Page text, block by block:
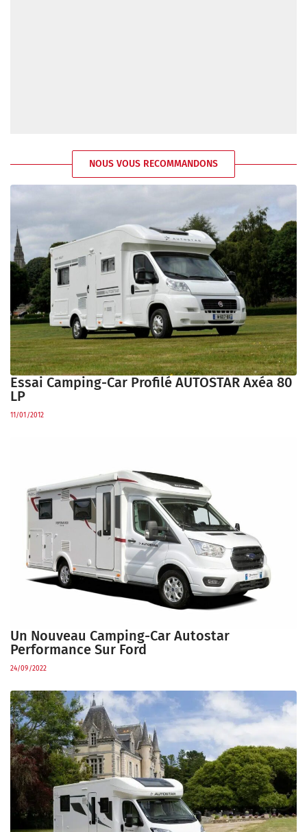
NOUS VOUS RECOMMANDONS
Essai Camping-Car Profilé AUTOSTAR Axéa 80
LP
11/01/2012
Un Nouveau Camping-Car Autostar
Performance Sur Ford
24/09/2022